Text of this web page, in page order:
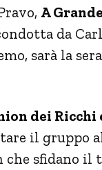
A
da
sarà la
dei Ricchi
il gruppo
sfidano il